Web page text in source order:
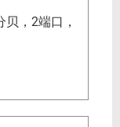
，2端口，